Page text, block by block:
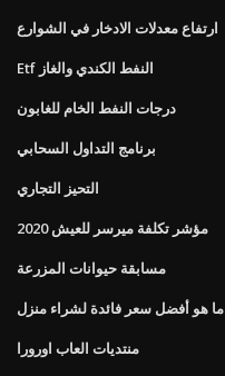
ارتفاع معدلات الادخار في الشوارع
Etf النفط الكندي والغاز
درجات النفط الخام للغابون
برنامج التداول السحابي
التحيز التجاري
مؤشر تكلفة ميرسر للعيش 2020
مسابقة حيوانات المزرعة
ما هو أفضل سعر فائدة لشراء منزل
منتديات العاب اورورا